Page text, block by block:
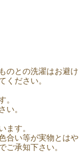
のとの洗濯はお避け
ください。
。
い。
ます。
合い等が実物とはや
ご承知下さい。